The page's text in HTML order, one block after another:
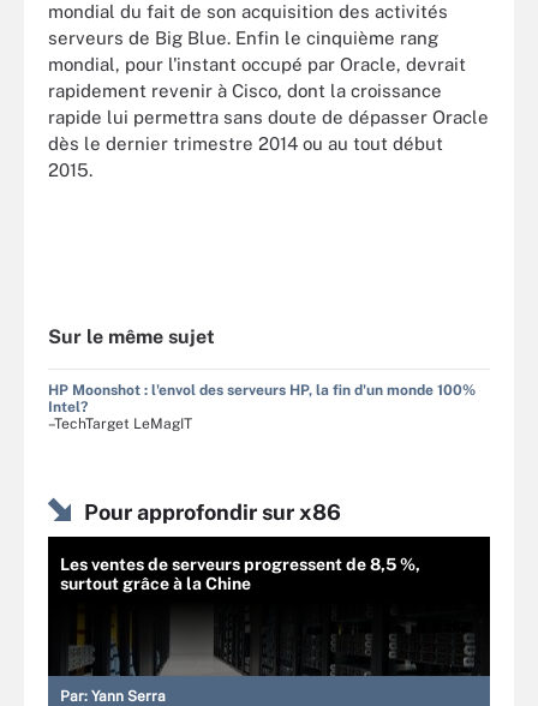
mondial du fait de son acquisition des activités
serveurs de Big Blue. Enfin le cinquième rang
mondial, pour l'instant occupé par Oracle, devrait
rapidement revenir à Cisco, dont la croissance
rapide lui permettra sans doute de dépasser Oracle
dès le dernier trimestre 2014 ou au tout début
2015.
Sur le même sujet
HP Moonshot : l'envol des serveurs HP, la fin d'un monde 100%
Intel?
–TechTarget LeMagIT
Pour approfondir sur x86
Les ventes de serveurs progressent de 8,5 %,
surtout grâce à la Chine
Par: Yann Serra